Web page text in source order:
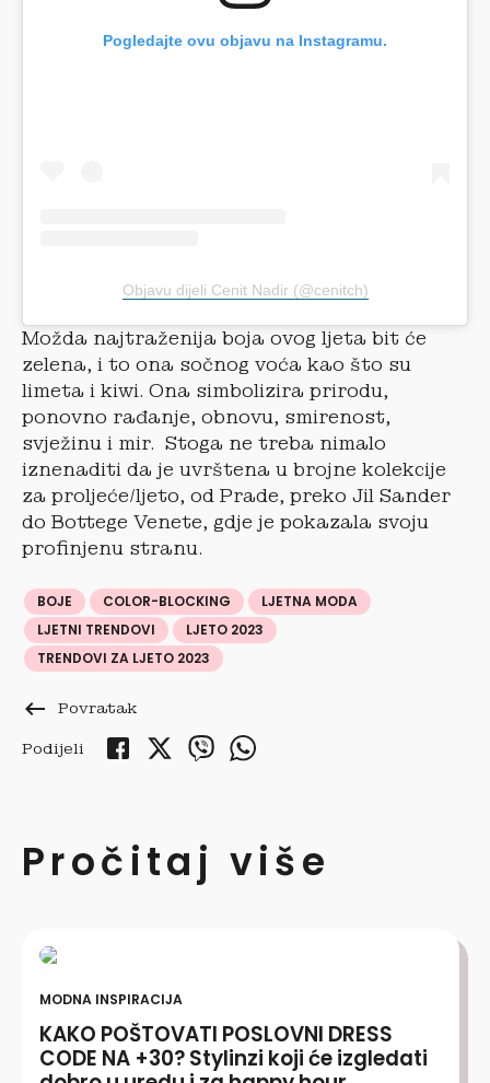
Pogledajte ovu objavu na Instagramu.
Objavu dijeli Cenit Nadir (@cenitch)
Možda najtraženija boja ovog ljeta bit će
zelena, i to ona sočnog voća kao što su
limeta i kiwi. Ona simbolizira prirodu,
ponovno rađanje, obnovu, smirenost,
svježinu i mir. Stoga ne treba nimalo
iznenaditi da je uvrštena u brojne kolekcije
za proljeće/ljeto, od Prade, preko Jil Sander
do Bottege Venete, gdje je pokazala svoju
profinjenu stranu.
BOJE COLOR-BLOCKING
LJETNA MODA
LJETNI TRENDOVI
LJETO 2023
TRENDOVI ZA LJETO 2023
keyboard_backspace Povratak
Podijeli
Pročitaj više
MODNA INSPIRACIJA
KAKO POŠTOVATI POSLOVNI DRESS
CODE NA +30? Stylinzi koji će izgledati